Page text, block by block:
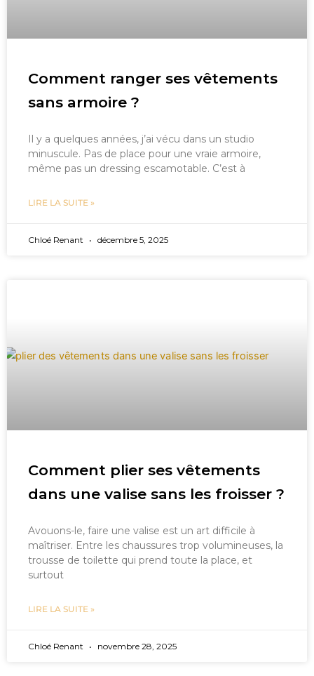
Comment ranger ses vêtements
sans armoire ?
Il y a quelques années, j’ai vécu dans un studio
minuscule. Pas de place pour une vraie armoire,
même pas un dressing escamotable. C’est à
LIRE LA SUITE »
Chloé Renant décembre 5, 2025
Comment plier ses vêtements
dans une valise sans les froisser ?
Avouons-le, faire une valise est un art difficile à
maîtriser. Entre les chaussures trop volumineuses, la
trousse de toilette qui prend toute la place, et
surtout
LIRE LA SUITE »
Chloé Renant novembre 28, 2025